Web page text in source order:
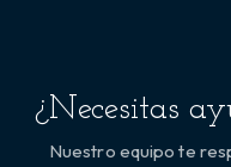
¿Necesitas
Nuestro equipo te